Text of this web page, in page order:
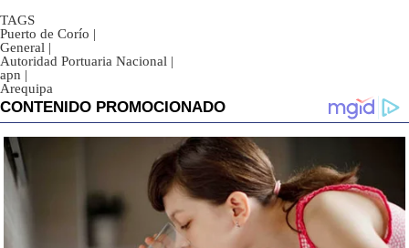
TAGS
Puerto de Corío |
General |
Autoridad Portuaria Nacional |
apn |
Arequipa